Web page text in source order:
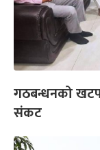
गठबन्धनको
संकट